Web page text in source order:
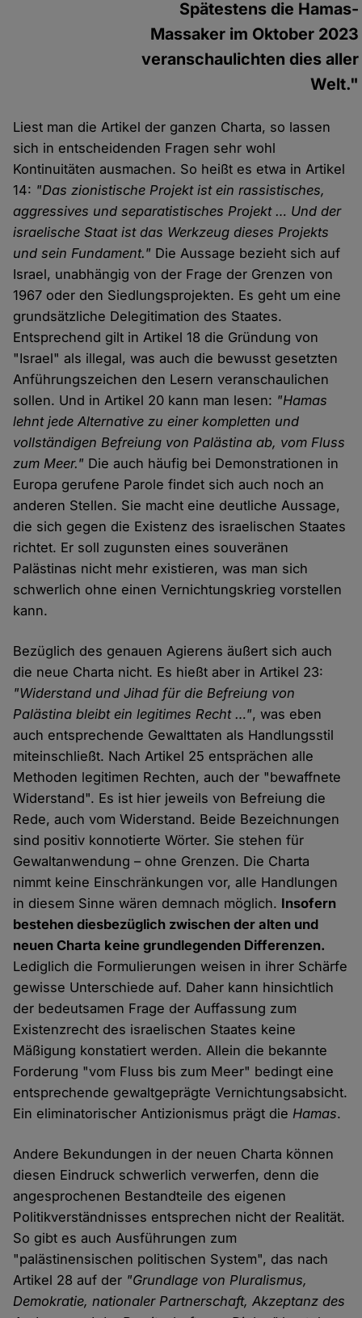
Spätestens die Hamas-
Massaker im Oktober 2023
veranschaulichten dies aller
Welt."
Liest man die Artikel der ganzen Charta, so lassen
sich in entscheidenden Fragen sehr wohl
Kontinuitäten ausmachen. So heißt es etwa in Artikel
14: "Das zionistische Projekt ist ein rassistisches,
aggressives und separatistisches Projekt … Und der
israelische Staat ist das Werkzeug dieses Projekts
und sein Fundament." Die Aussage bezieht sich auf
Israel, unabhängig von der Frage der Grenzen von
1967 oder den Siedlungsprojekten. Es geht um eine
grundsätzliche Delegitimation des Staates.
Entsprechend gilt in Artikel 18 die Gründung von
"Israel" als illegal, was auch die bewusst gesetzten
Anführungszeichen den Lesern veranschaulichen
sollen. Und in Artikel 20 kann man lesen: "Hamas
lehnt jede Alternative zu einer kompletten und
vollständigen Befreiung von Palästina ab, vom Fluss
zum Meer." Die auch häufig bei Demonstrationen in
Europa gerufene Parole findet sich auch noch an
anderen Stellen. Sie macht eine deutliche Aussage,
die sich gegen die Existenz des israelischen Staates
richtet. Er soll zugunsten eines souveränen
Palästinas nicht mehr existieren, was man sich
schwerlich ohne einen Vernichtungskrieg vorstellen
kann.
Bezüglich des genauen Agierens äußert sich auch
die neue Charta nicht. Es hießt aber in Artikel 23:
"Widerstand und Jihad für die Befreiung von
Palästina bleibt ein legitimes Recht …", was eben
auch entsprechende Gewalttaten als Handlungsstil
miteinschließt. Nach Artikel 25 entsprächen alle
Methoden legitimen Rechten, auch der "bewaffnete
Widerstand". Es ist hier jeweils von Befreiung die
Rede, auch vom Widerstand. Beide Bezeichnungen
sind positiv konnotierte Wörter. Sie stehen für
Gewaltanwendung – ohne Grenzen. Die Charta
nimmt keine Einschränkungen vor, alle Handlungen
in diesem Sinne wären demnach möglich. Insofern
bestehen diesbezüglich zwischen der alten und
neuen Charta keine grundlegenden Differenzen.
Lediglich die Formulierungen weisen in ihrer Schärfe
gewisse Unterschiede auf. Daher kann hinsichtlich
der bedeutsamen Frage der Auffassung zum
Existenzrecht des israelischen Staates keine
Mäßigung konstatiert werden. Allein die bekannte
Forderung "vom Fluss bis zum Meer" bedingt eine
entsprechende gewaltgeprägte Vernichtungsabsicht.
Ein eliminatorischer Antizionismus prägt dieHamas.
Andere Bekundungen in der neuen Charta können
diesen Eindruck schwerlich verwerfen, denn die
angesprochenen Bestandteile des eigenen
Politikverständnisses entsprechen nicht der Realität.
So gibt es auch Ausführungen zum
"palästinensischen politischen System", das nach
Artikel 28 auf der "Grundlage von Pluralismus,
Demokratie, nationaler Partnerschaft, Akzeptanz des